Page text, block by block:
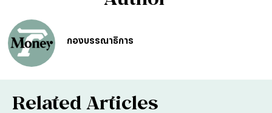
กองบรรณาธิการ
Related Articles